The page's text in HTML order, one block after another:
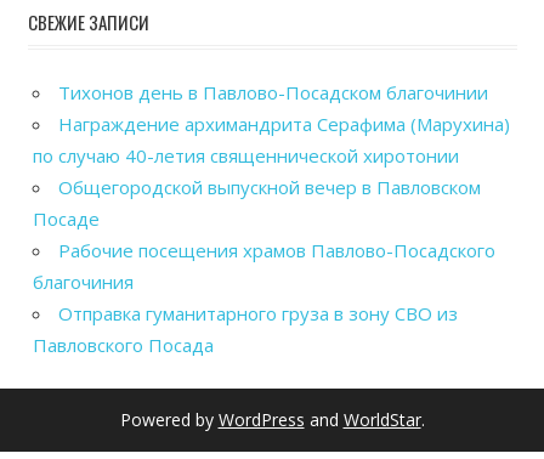
СВЕЖИЕ ЗАПИСИ
Тихонов день в Павлово-Посадском благочинии
Награждение архимандрита Серафима (Марухина)
по случаю 40-летия священнической хиротонии
Общегородской выпускной вечер в Павловском
Посаде
Рабочие посещения храмов Павлово-Посадского
благочиния
Отправка гуманитарного груза в зону СВО из
Павловского Посада
Powered by WordPress and WorldStar.